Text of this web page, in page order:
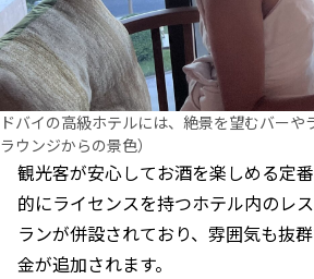
ドバイの高級ホテルには、絶景を望むバー
ラウンジからの景色）
観光客が安心してお酒を楽しめる定
的にライセンスを持つホテル内のレ
ランが併設されており、雰囲気も抜
金が追加されます。